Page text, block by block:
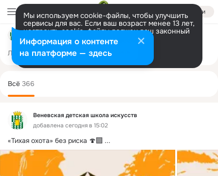
Войти
Мы используем cookie-файлы, чтобы улучшить
сервисы для вас. Если ваш возраст менее 13 лет,
настроить cookie-файлы должен ваш законный
представитель. Больше информации
Разрешить все Настроить
Лента Участники 38 Темы 366
Веневская детская школа искусств
добавлена сегодня в 15:02
«Тихая охота» без риска 🍄‍🟫 ...
колонка
Всё 366
Информация о контенте
на платформе — здесь